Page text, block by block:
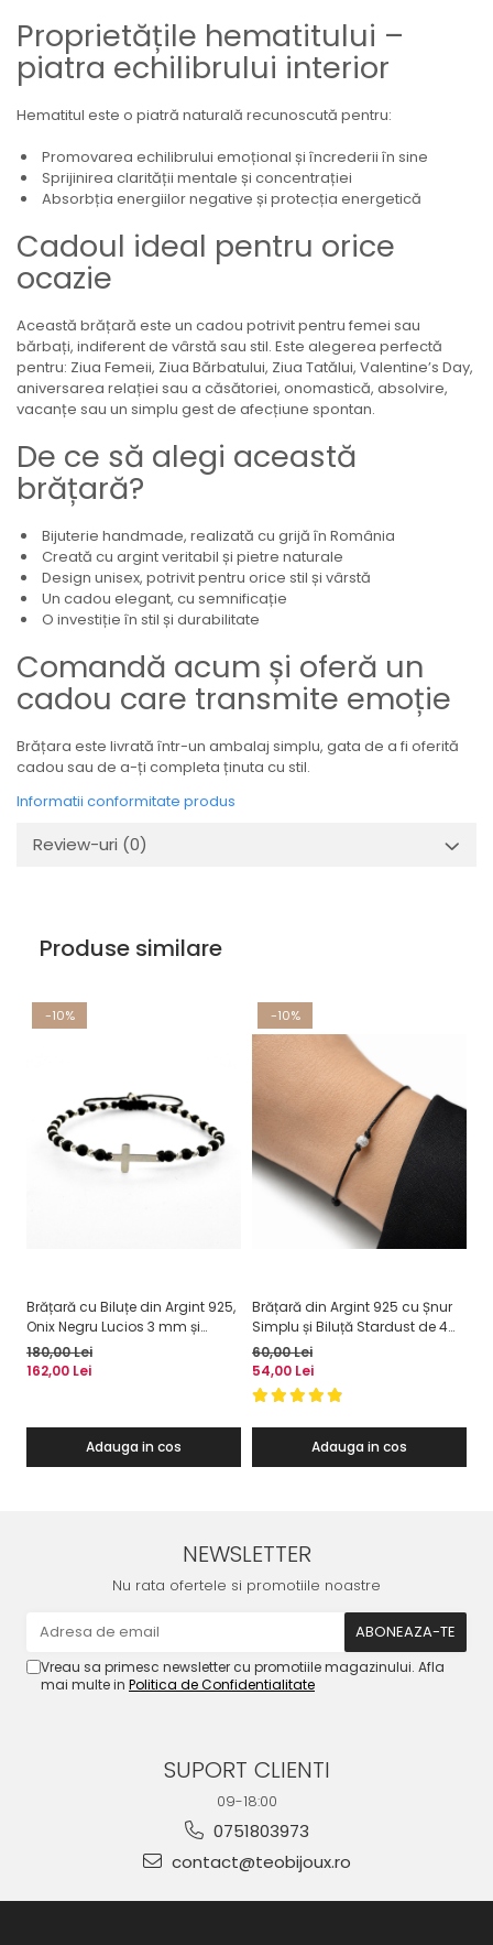
Proprietățile hematitului –
piatra echilibrului interior
Hematitul este o piatră naturală recunoscută pentru:
Promovarea echilibrului emoțional și încrederii în sine
Sprijinirea clarității mentale și concentrației
Absorbția energiilor negative și protecția energetică
Cadoul ideal pentru orice
ocazie
Această brățară este un cadou potrivit pentru femei sau
bărbați, indiferent de vârstă sau stil. Este alegerea perfectă
pentru: Ziua Femeii, Ziua Bărbatului, Ziua Tatălui, Valentine’s Day,
aniversarea relației sau a căsătoriei, onomastică, absolvire,
vacanțe sau un simplu gest de afecțiune spontan.
De ce să alegi această
brățară?
Bijuterie handmade, realizată cu grijă în România
Creată cu argint veritabil și pietre naturale
Design unisex, potrivit pentru orice stil și vârstă
Un cadou elegant, cu semnificație
O investiție în stil și durabilitate
Comandă acum și oferă un
cadou care transmite emoție
Brățara este livrată într-un ambalaj simplu, gata de a fi oferită
cadou sau de a-ți completa ținuta cu stil.
Informatii conformitate produs
Review-uri (0)
Produse similare
-10%
Brățară cu Biluțe din Argint 925,
Onix Negru Lucios 3 mm și
Cruciuliță din Argint – Forță
Interioară și Protecție
180,00 Lei
162,00 Lei
Adauga in cos
-10%
Brățară din Argint 925 cu Șnur
Simplu și Biluță Stardust de 4
mm
60,00 Lei
54,00 Lei
Adauga in cos
NEWSLETTER
Nu rata ofertele si promotiile noastre
Vreau sa primesc newsletter cu promotiile magazinului. Afla
mai multe in Politica de Confidentialitate
SUPORT CLIENTI
09-18:00
0751803973
contact@teobijoux.ro